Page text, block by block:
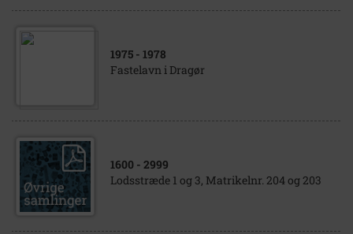
1975 - 1978
Fastelavn i Dragør
1600 - 2999
Lodsstræde 1 og 3, Matrikelnr. 204 og 203